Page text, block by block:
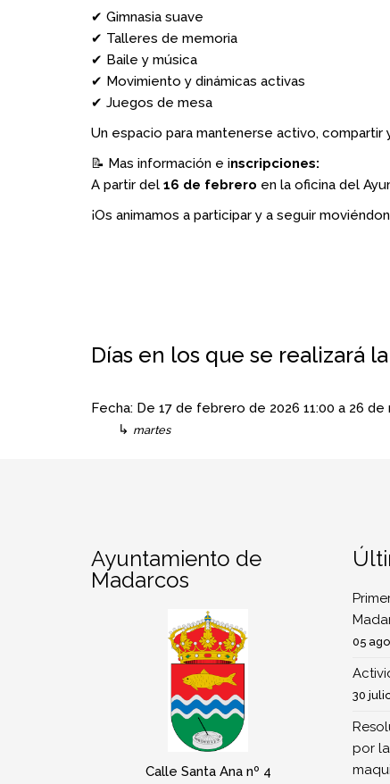
✔ Gimnasia suave
✔ Talleres de memoria
✔ Baile y música
✔ Movimiento y dinámicas activas
✔ Juegos de mesa
Un espacio para mantenerse activo, compartir
📝 Mas información e inscripciones:
A partir del 16 de febrero en la oficina del
¡Os animamos a participar y a seguir
Días en los que se realizará
Fecha: De 17 de febrero de 2026 11:00 a 26 de
↳ martes
Ayuntamiento de
Madarcos
Calle Santa Ana nº 4
05
30
por